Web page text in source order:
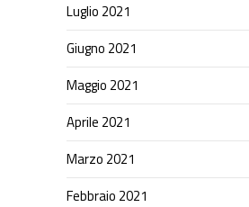
Luglio 2021
Giugno 2021
Maggio 2021
Aprile 2021
Marzo 2021
Febbraio 2021